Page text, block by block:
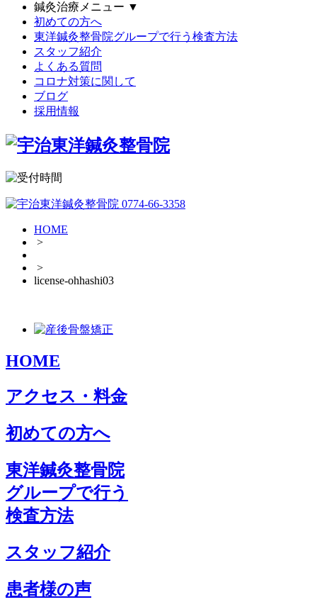
鍼灸治療メニュー ▼
初めての方へ
東洋鍼灸整骨院グループで行う検査方法
スタッフ紹介
よくある質問
コロナ対策に関して
ブログ
採用情報
HOME
>
>
license-ohhashi03
HOME
アクセス・料金
初めての方へ
東洋鍼灸整骨院
グループで行う
検査方法
スタッフ紹介
患者様の声